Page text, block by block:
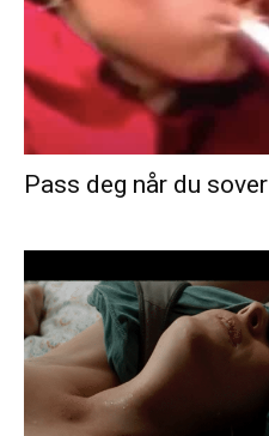
Pass deg når du sover